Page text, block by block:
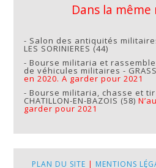
Dans la
- Salon des antiquités
LES SORINIERES (44)
-Bourse militaria et
de véhicules militaires -
en 2020. A garder pour 2021
-Bourse militaria, chasse et
CHATILLON-EN-BAZOIS (58)
garder pour 2021
PLAN DU SITE | MENTIONS